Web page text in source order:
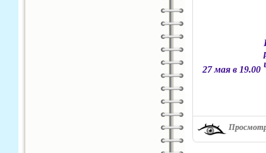
27 мая в 19.00